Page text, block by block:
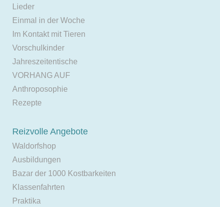
Lieder
Einmal in der Woche
Im Kontakt mit Tieren
Vorschulkinder
Jahreszeitentische
VORHANG AUF
Anthroposophie
Rezepte
Reizvolle Angebote
Waldorfshop
Ausbildungen
Bazar der 1000 Kostbarkeiten
Klassenfahrten
Praktika